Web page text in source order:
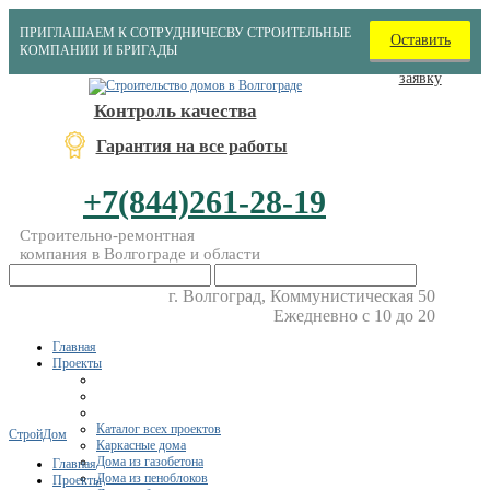
ПРИГЛАШАЕМ К СОТРУДНИЧЕСВУ СТРОИТЕЛЬНЫЕ
КОМПАНИИ И БРИГАДЫ
Оставить
заявку
Контроль качества
Гарантия на все работы
+7(844)261-28-19
Строительно-ремонтная
компания в Волгограде и области
г. Волгоград, Коммунистическая 50
Ежедневно с 10 до 20
Главная
Проекты
Каталог всех проектов
Каркасные дома
Дома из газобетона
Дома из пеноблоков
СтройДом
Главная
Проекты